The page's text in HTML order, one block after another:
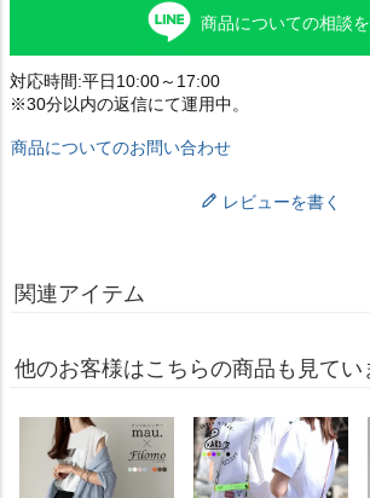
商品についての相談
対応時間:平日10:00～17:00
※30分以内の返信にて運用中。
商品についてのお問い合わせ
レビューを書く
関連アイテム
他のお客様はこちらの商品も見てい